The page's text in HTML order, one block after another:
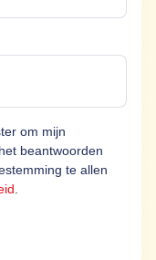
welke vestiging ben je
om mijn
beantwoorden
te allen